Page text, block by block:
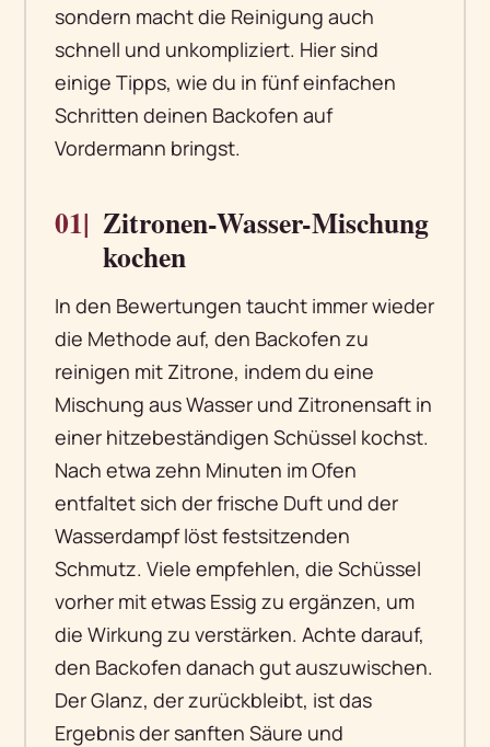
sondern macht die Reinigung auch
schnell und unkompliziert. Hier sind
einige Tipps, wie du in fünf einfachen
Schritten deinen Backofen auf
Vordermann bringst.
01| Zitronen-Wasser-Mischung
kochen
In den Bewertungen taucht immer wieder
die Methode auf, den Backofen zu
reinigen mit Zitrone, indem du eine
Mischung aus Wasser und Zitronensaft in
einer hitzebeständigen Schüssel kochst.
Nach etwa zehn Minuten im Ofen
entfaltet sich der frische Duft und der
Wasserdampf löst festsitzenden
Schmutz. Viele empfehlen, die Schüssel
vorher mit etwas Essig zu ergänzen, um
die Wirkung zu verstärken. Achte darauf,
den Backofen danach gut auszuwischen.
Der Glanz, der zurückbleibt, ist das
Ergebnis der sanften Säure und